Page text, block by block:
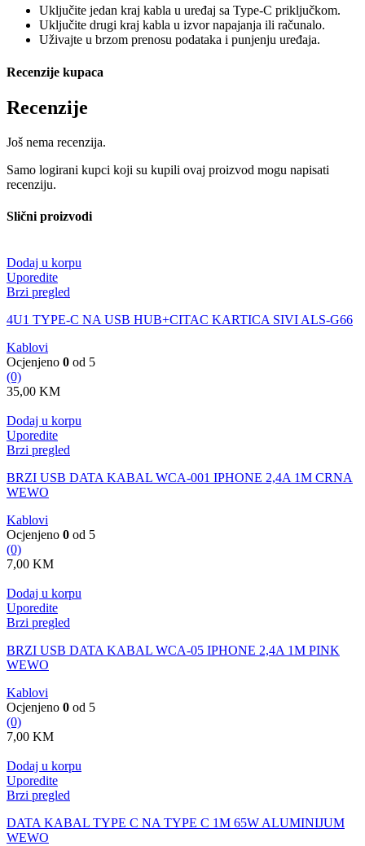
Uključite jedan kraj kabla u uređaj sa Type-C priključkom.
Uključite drugi kraj kabla u izvor napajanja ili računalo.
Uživajte u brzom prenosu podataka i punjenju uređaja.
Recenzije kupaca
Recenzije
Još nema recenzija.
Samo logirani kupci koji su kupili ovaj proizvod mogu napisati
recenziju.
Slični proizvodi
Dodaj u korpu
Uporedite
Brzi pregled
4U1 TYPE-C NA USB HUB+CITAC KARTICA SIVI ALS-G66
Kablovi
Ocjenjeno 0 od 5
(0)
35,00 KM
Dodaj u korpu
Uporedite
Brzi pregled
BRZI USB DATA KABAL WCA-001 IPHONE 2,4A 1M CRNA
WEWO
Kablovi
Ocjenjeno 0 od 5
(0)
7,00 KM
Dodaj u korpu
Uporedite
Brzi pregled
BRZI USB DATA KABAL WCA-05 IPHONE 2,4A 1M PINK
WEWO
Kablovi
Ocjenjeno 0 od 5
(0)
7,00 KM
Dodaj u korpu
Uporedite
Brzi pregled
DATA KABAL TYPE C NA TYPE C 1M 65W ALUMINIJUM
WEWO